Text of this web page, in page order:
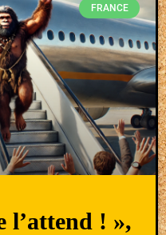
FRANCE
l’attend ! »,